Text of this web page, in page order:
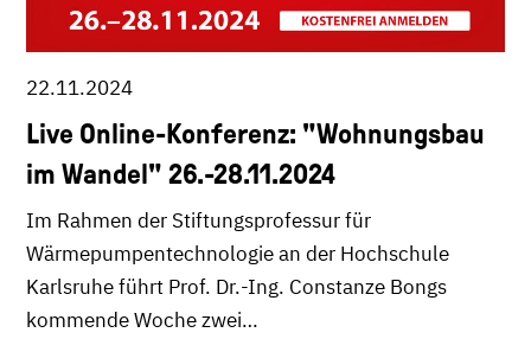
22.11.2024
Live Online-Konferenz: "Wohnungsbau
im Wandel" 26.-28.11.2024
Im Rahmen der Stiftungsprofessur für
Wärmepumpentechnologie an der Hochschule
Karlsruhe führt Prof. Dr.-Ing. Constanze Bongs
kommende Woche zwei…